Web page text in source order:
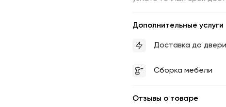
Дополнительные услуги
Доставка до двери
Сборка мебели
Отзывы о товаре